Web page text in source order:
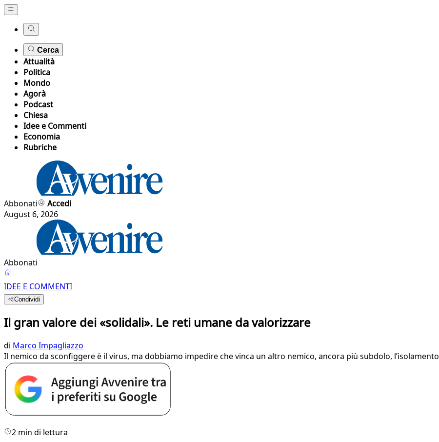
Cerca
Attualità
Politica
Mondo
Agorà
Podcast
Chiesa
Idee e Commenti
Economia
Rubriche
Abbonati
Accedi
August 6, 2026
Abbonati
IDEE E COMMENTI
Condividi
Il gran valore dei «solidali». Le reti umane da valorizzare
di Marco Impagliazzo
Il nemico da sconfiggere è il virus, ma dobbiamo impedire che vinca un altro nemico, ancora più subdolo, l’isolamento
2 min di lettura